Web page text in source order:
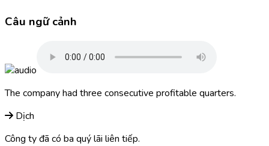
Câu ngữ cảnh
The company had three consecutive profitable quarters.
Dịch
Công ty đã có ba quý lãi liên tiếp.